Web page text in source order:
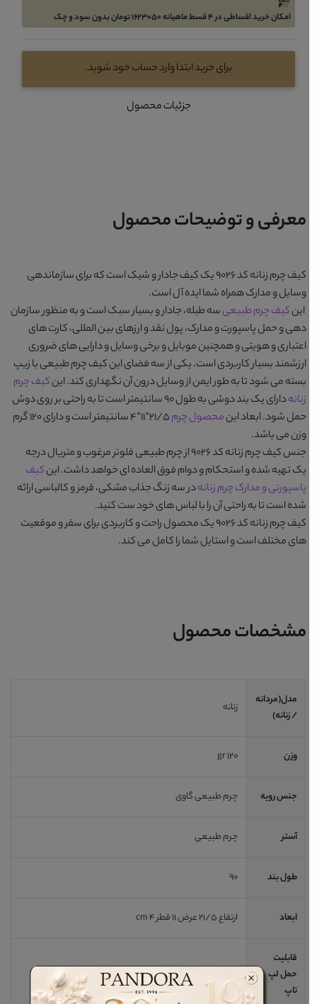
امکان خرید اقساطی در 4 قسط ماهیانه 1623050 تومان بدون سود و چک
برای خرید ابتدا وارد حساب خود شوید.
جزئیات محصول
معرفی و توضیحات محصول
کیف چرم زنانه کد 9026
یک کیف جادار و شیک است که برای سازماندهی
وسایل و مدارک همراه شما ایده آل است.
اینکیف چرم طبیعیسه طبله، جادار و بسیار سبک است و به منظور سازمان
دهی و حمل پاسپورت و مدارک، پول نقد و ارزهای بین المللی، کارت های
اعتباری و هویتی و همچنین موبایل و برخی وسایل و دارایی های ضروری
ارزشمند بسیار کاربردی است. یکی از سه فضای این کیف چرم طبیعی با زیپ
بسته می شود تا به طور ایمن از وسایل درون آن نگهداری کند. اینکیف چرم
زنانه
دارای یک بند دوشی به طول 90 سانتیمتر است تا به راحتی بر روی دوش
حمل شود. ابعاد اینمحصول چرم
21/5*11*4 سانتیمتر است و دارای 120 گرم
وزن می باشد.
جنسکیف چرم زنانه کد 9026
از چرم طبیعی فلوتر مرغوب و متریال درجه
یک تهیه شده و استحکام و دوام فوق العاده ای خواهد داشت. اینکیف
پاسپورتی و مدارک چرم زنانهدر سه زنگ جذابمشکی، قرمز و کالباسیارائه
شده است تا به راحتی آن را با لباس های خود ست کنید.
کیف چرم زنانه کد 9026
یک محصول راحت و کاربردی برای سفر و موقعیت
های مختلف است و استایل شما را کامل می کند.
مشخصات محصول
مدل(مردانه
/ زنانه)
زنانه
وزن 120 gr
جنس رویه چرم طبیعی گاوی
آستر چرم طبیعی
طول بند 90
ابعاد ارتفاع 21/5 عرض 11 قطر 4 cm
قابلیت
حمل لپ
تاپ
خیر